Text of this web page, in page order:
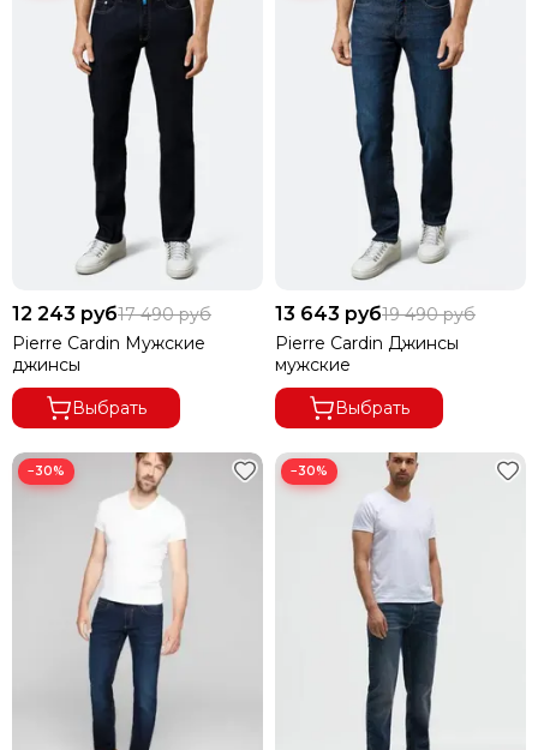
12 243 руб17 490 руб
Pierre Cardin Мужские
джинсы
Выбрать
13 643 руб19 490 руб
Pierre Cardin Джинсы
мужские
Выбрать
−30% −30%